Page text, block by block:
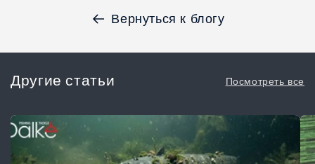
Вернуться к блогу
Другие статьи Посмотреть все